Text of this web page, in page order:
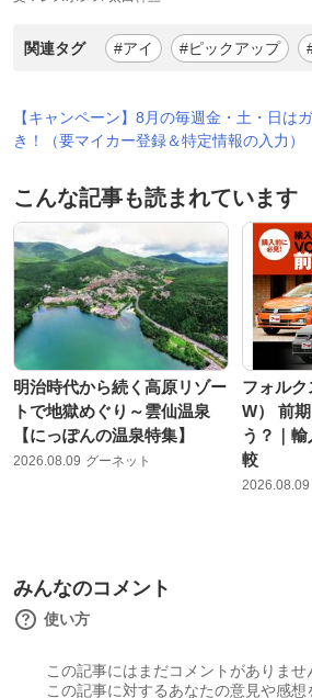
関連タグ #アイ #ピックアップ
【キャンペーン】8月の毎週金・土・日は
き！（要マイカー登録＆特定情報の入力）
こんな記事も読まれています
明治時代から続く高原リゾー
トで地獄めぐり～雲仙温泉
【にっぽんの温泉特集】
2026.08.09 グーネット
フォル
W） 前
う？｜
較
2026.08.09
みんなのコメント
使い方
この記事にはまだコメントがありませ
この記事に対するあなたの意見や感想